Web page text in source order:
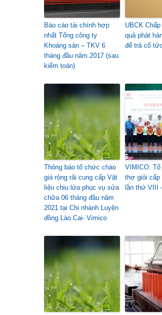
Báo cáo tài chính hợp
nhất Tổng công ty
Khoáng sản – TKV 6
tháng đầu năm 2017 (sau
kiểm toán)
UBCK
quả phát
để trả cổ tức
Thông báo tổ chức chào
giá rộng rãi cung cấp Vật
liệu chịu lửa phục vụ sửa
chữa 06 tháng đầu năm
2021 tại Chi nhánh Luyện
đồng Lào Cai- Vimico
VIMICO:
thợ giỏi cấp
lần thứ VIII